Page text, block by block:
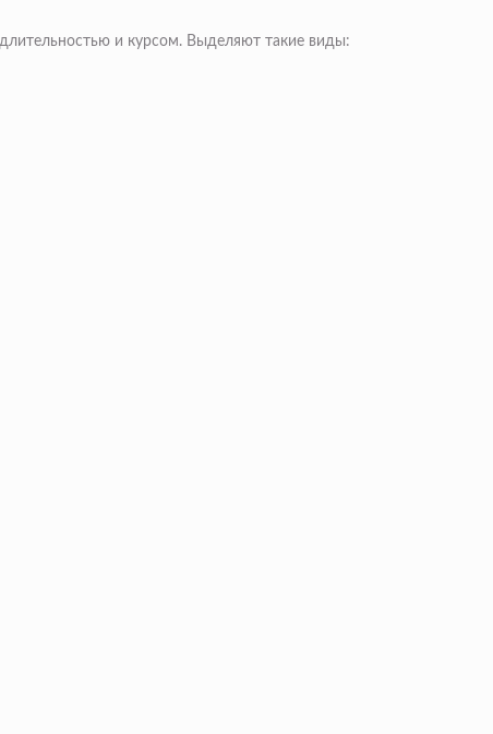
и курсом. Выделяют такие виды: